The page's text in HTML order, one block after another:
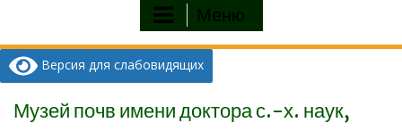
Меню
Версия для слабовидящих
Музей почв имени доктора с.-х. наук,